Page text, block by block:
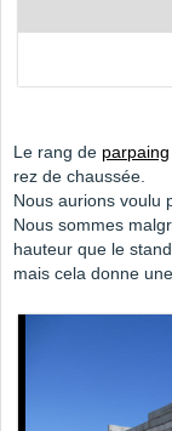
Le rang de parpaing
rez de chaussée.
Nous aurions voulu
Nous sommes
hauteur que le
mais cela donne